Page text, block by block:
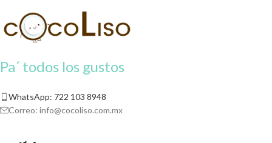
contra entrega se solicitará un 20%
de apartado para iniciar tu pedido.
Pa´ todos los gustos
WhatsApp: 722 103 8948
Correo: info@cocoliso.com.mx